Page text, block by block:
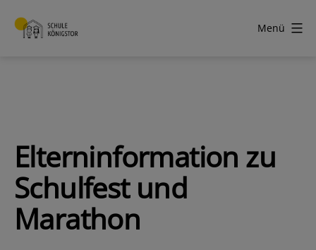
Inhalt
Menü
Elterninformation zu
Schulfest und
Marathon